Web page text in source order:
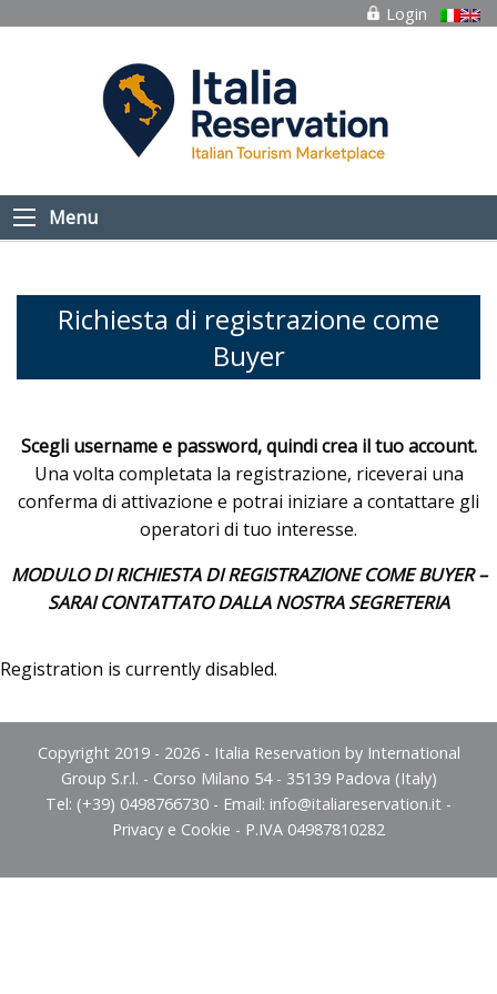
Login
Menu
Richiesta di registrazione come
Buyer
Scegli username e password, quindi crea il tuo account.
Una volta completata la registrazione, riceverai una
conferma di attivazione e potrai iniziare a contattare gli
operatori di tuo interesse.
MODULO DI RICHIESTA DI REGISTRAZIONE COME BUYER –
SARAI CONTATTATO DALLA NOSTRA SEGRETERIA
Registration is currently disabled.
Copyright 2019 - 2026 - Italia Reservation by International
Group S.r.l. - Corso Milano 54 - 35139 Padova (Italy)
Tel: (+39) 0498766730 - Email: info@italiareservation.it -
Privacy e Cookie - P.IVA 04987810282